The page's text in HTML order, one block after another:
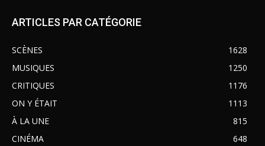
ARTICLES PAR CATÉGORIE
SCÈNES
1628
MUSIQUES
1250
CRITIQUES
1176
ON Y ÉTAIT
1113
À LA UNE
815
CINÉMA
648